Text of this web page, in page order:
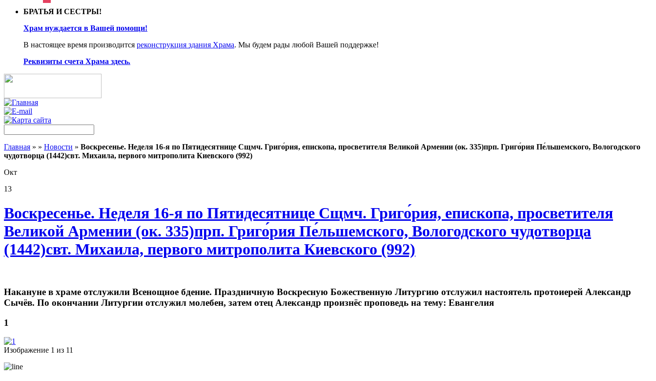
БРАТЬЯ И СЕСТРЫ!
Храм нуждается в Вашей помощи!
В настоящее время производится реконструкция здания Храма. Мы будем рады любой Вашей поддержке!
Реквизиты счета Храма здесь.
Главная » » Новости » Воскресенье. Неделя 16-я по Пятидесятнице Сщмч. Григо́рия, епископа, просветителя Великой Армении (ок. 335)прп. Григо́рия Пе́льшемского, Вологодского
чудотворца (1442)свт. Михаила, первого митрополита Киевского (992)
Окт
13
Воскресенье. Неделя 16-я по Пятидесятнице Сщмч. Григо́рия, епископа, просветителя
Великой Армении (ок. 335)прп. Григо́рия Пе́льшемского, Вологодского чудотворца
(1442)свт. Михаила, первого митрополита Киевского (992)
Накануне в храме отслужили Всенощное бдение. Праздничную Воскресную Божественную Литургию отслужил настоятель протоиерей Александр
Сычёв. По окончании Литургии отслужил молебен, затем отец Александр произнёс проповедь на тему: Евангелия
1
Изображение 1 из 11